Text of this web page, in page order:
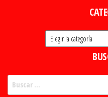
Categorías